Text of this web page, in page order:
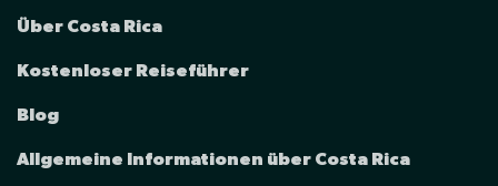
Über Costa Rica
Kostenloser Reiseführer
Blog
Allgemeine Informationen über Costa Rica